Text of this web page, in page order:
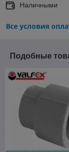
Наличными
Все условия
Подобные